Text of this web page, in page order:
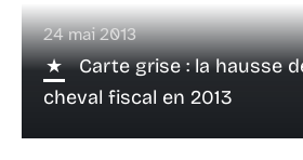
24 mai 2013
Carte grise : la hausse
cheval fiscal en 2013